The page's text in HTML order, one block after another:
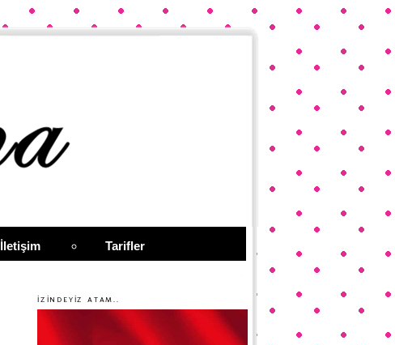
Tarifler
İletişim
İZİNDEYİZ ATAM..